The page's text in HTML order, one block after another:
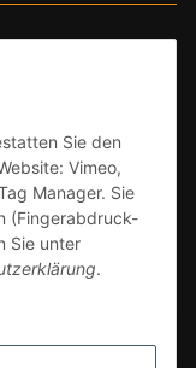
Sie den
Vimeo,
Manager. Sie
(Fingerabdruck-
Sie unter
.